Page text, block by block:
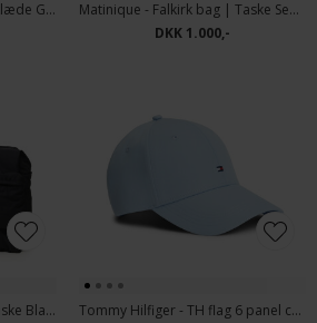
Matinique - Woolbal | Tørklæde Gold Flame
Matinique - Falkirk bag | Taske Sea Spray
DKK 1.000,-
Matinique - Falkirk bag | Taske Black
Tommy Hilfiger - TH flag 6 panel cap | Kasket Well Water